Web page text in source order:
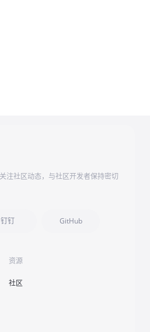
注社区动态，与社区开发者保持密切
钉钉 GitHub
资源
社区